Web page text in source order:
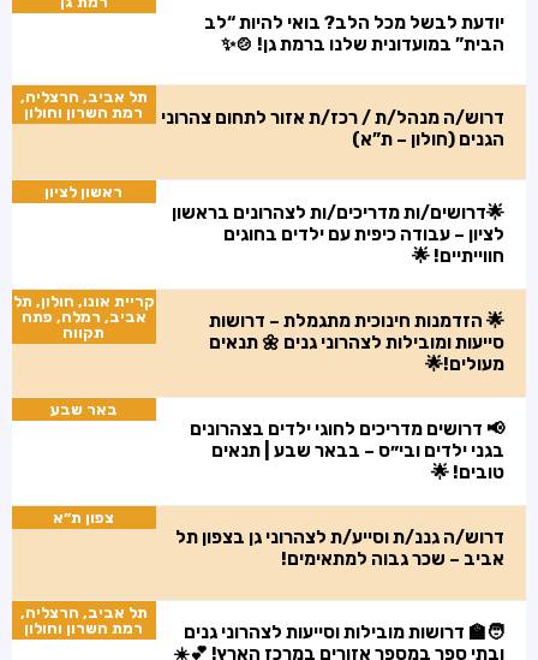
יודעת לבשל מכל הלב? בואי להיות “לב
הבית” במועדונית שלנו ברמת גן! 🍲✨
דרוש/ה מנהל/ת / רכז/ת אזור לתחום צהרוני
הגנים (חולון – ת”א)
תל אביב, הרצליה,
רמת השרון וחולון
🌟דרושים/ות מדריכים/ות לצהרונים בראשון
לציון – עבודה כיפית עם ילדים בחוגים
חווייתיים! 🌟
ראשון לציון
🌟 הזדמנות חינוכית מתגמלת – דרושות
סייעות ומובילות לצהרוני גנים 🌼 תנאים
מעולים!🌟
קריית אונו, חולון, תל
אביב, רמלה, פתח
תקווה
📢 דרושים מדריכים לחוגי ילדים בצהרונים
בגני ילדים ובי״ס – בבאר שבע | תנאים
טובים! 🌟
באר שבע
דרוש/ה גננ/ת וסייע/ת לצהרוני גן בצפון תל
אביב – שכר גבוה למתאימים!
צפון ת״א
🧑‍🏫 דרושות מובילות וסייעות לצהרוני גנים
ובתי ספר במספר אזורים במרכז הארץ! 💕☀️
תל אביב, הרצליה,
רמת השרון וחולון